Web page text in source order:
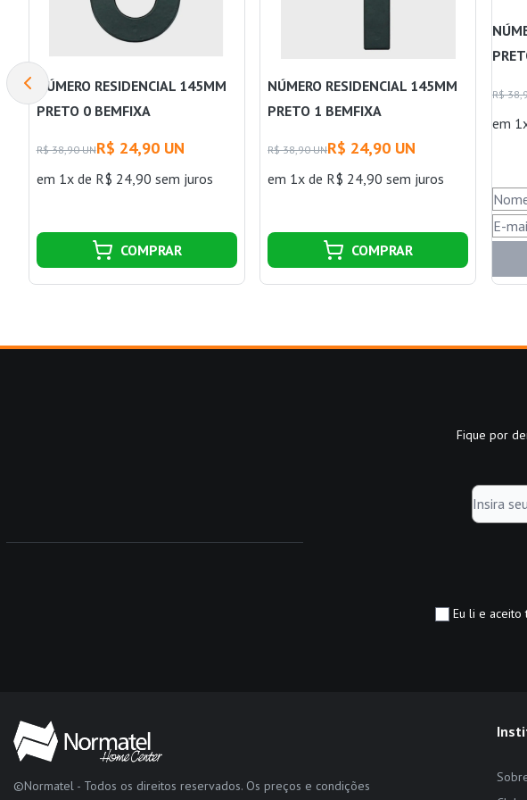
NÚMERO RESIDENCIAL 145MM
PRETO 0 BEMFIXA
R$ 38,90 UNR$ 24,90 UN
em 1x de R$ 24,90 sem juros
COMPRAR
NÚMERO RESIDENCIAL 145MM
PRETO 1 BEMFIXA
R$ 38,90 UNR$ 24,90 UN
em 1x de R$ 24,90 sem juros
COMPRAR
R$
em
Fique por
Eu li e aceito
©Normatel - Todos os direitos reservados. Os preços e condições